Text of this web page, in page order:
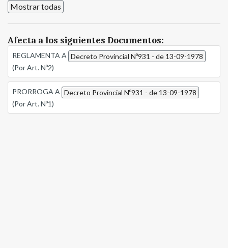
Mostrar todas
Afecta a los siguientes Documentos:
REGLAMENTA A Decreto Provincial Nº931 - de 13-09-1978
(Por Art. Nº2)
PRORROGA A Decreto Provincial Nº931 - de 13-09-1978
(Por Art. Nº1)